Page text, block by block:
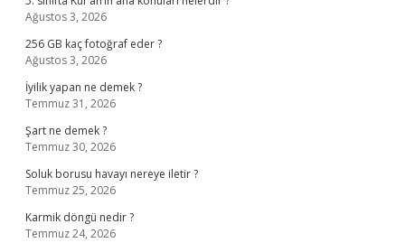
Ağustos 3, 2026
256 GB kaç fotoğraf eder ?
Ağustos 3, 2026
İyilik yapan ne demek ?
Temmuz 31, 2026
Şart ne demek ?
Temmuz 30, 2026
Soluk borusu havayı nereye iletir ?
Temmuz 25, 2026
Karmik döngü nedir ?
Temmuz 24, 2026